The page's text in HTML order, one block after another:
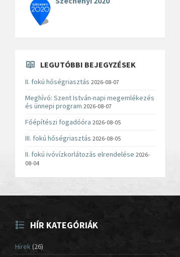
LEGUTÓBBI BEJEGYZÉSEK
II. fokú hőségriasztás 2026-08-07
Meghívó: Szent István-napi megemlékezés
és ünnepi program 2026-08-07
Főépítészi fogadóóra 2026-08-05
III. fokú hőségriasztás 2026-08-05
II. fokú ivóvízkorlátozás elrendelése 2026-
08-04
HÍR KATEGÓRIÁK
Hírek (26)